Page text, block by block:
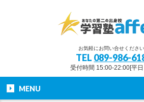
お気軽にお問い合せください
TEL 089-986-
受付時間 15:00-22:00[平
MENU